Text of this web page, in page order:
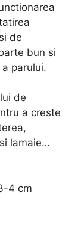
de
bun si
parului.
de
a creste
lamaie…
4 cm